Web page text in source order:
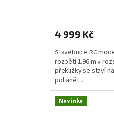
4 999 Kč
Stavebnice RC
rozpětí 1.96 m v
překližky se staví
pohánět...
Novinka